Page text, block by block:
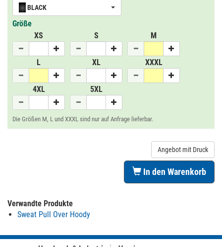
BLACK
Größe
XS
S M
L XL XXXL
4XL 5XL
Die Größen M, L und XXXL sind nur auf Anfrage lieferbar.
Angebot mit Druck
In den Warenkorb
Verwandte Produkte
Sweat Pull Over Hoody